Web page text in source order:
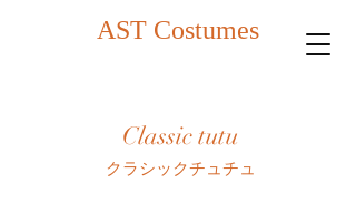
AST Costumes
Classic tutu
クラシックチュチュ